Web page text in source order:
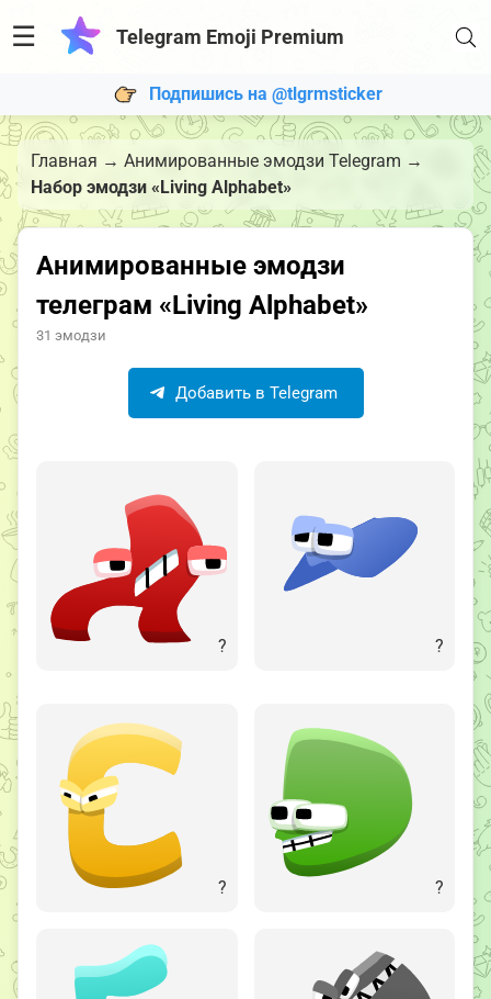
☰ Telegram Emoji Premium
Подпишись на @tlgrmsticker
Главная → Анимированные эмодзи Telegram →
Набор эмодзи «Living Alphabet»
Анимированные эмодзи
телеграм «Living Alphabet»
31 эмодзи
Добавить в Telegram
? ?
? ?